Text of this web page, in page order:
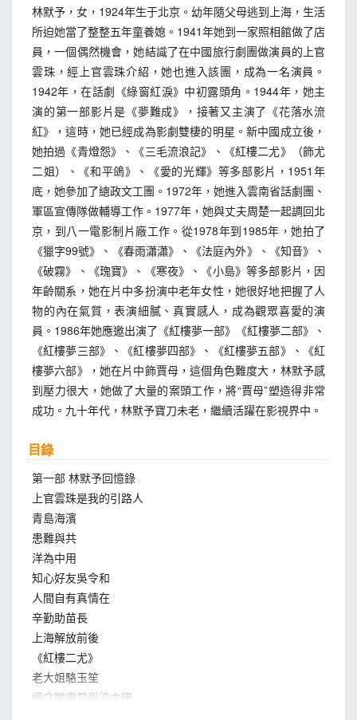
林默予，女，1924年生于北京。幼年隨父母逃到上海，生活
所迫她當了整整五年童養媳。1941年她到一家照相館做了店
員，一個偶然機會，她結識了在中國旅行劇團做演員的上官
雲珠，經上官雲珠介紹，她也進入該團，成為一名演員。
1942年，在話劇《綠窗紅淚》中初露頭角。1944年，她主
演的第一部影片是《夢難成》，接著又主演了《花落水流
紅》，這時，她已經成為影劇雙棲的明星。新中國成立後，
她拍過《青燈怨》、《三毛流浪記》、《紅樓二尤》（飾尤
二姐）、《和平鴿》、《愛的光輝》等多部影片，1951年
底，她參加了總政文工團。1972年，她進入雲南省話劇團、
軍區宣傳隊做輔導工作。1977年，她與丈夫周楚一起調回北
京，到八一電影制片廠工作。從1978年到1985年，她拍了
《獵字99號》、《春雨瀟瀟》、《法庭內外》、《知音》、
《破霧》、《瑰寶》、《寒夜》、《小島》等多部影片，因
年齡關系，她在片中多扮演中老年女性，她很好地把握了人
物的內在氣質，表演細膩、真實感人，成為觀眾喜愛的演
員。1986年她應邀出演了《紅樓夢一部》《紅樓夢二部》、
《紅樓夢三部》、《紅樓夢四部》、《紅樓夢五部》、《紅
樓夢六部》，她在片中飾賈母，這個角色難度大，林默予感
到壓力很大，她做了大量的案頭工作，將“賈母”塑造得非常
成功。九十年代，林默予寶刀未老，繼續活躍在影視界中。
目錄
第一部 林默予回憶錄
上官雲珠是我的引路人
青島海濱
患難與共
洋為中用
知心好友吳令和
人間自有真情在
辛勤助苗長
上海解放前後
《紅樓二尤》
老大姐駱玉笙
懷念關肅霜與梁次珊